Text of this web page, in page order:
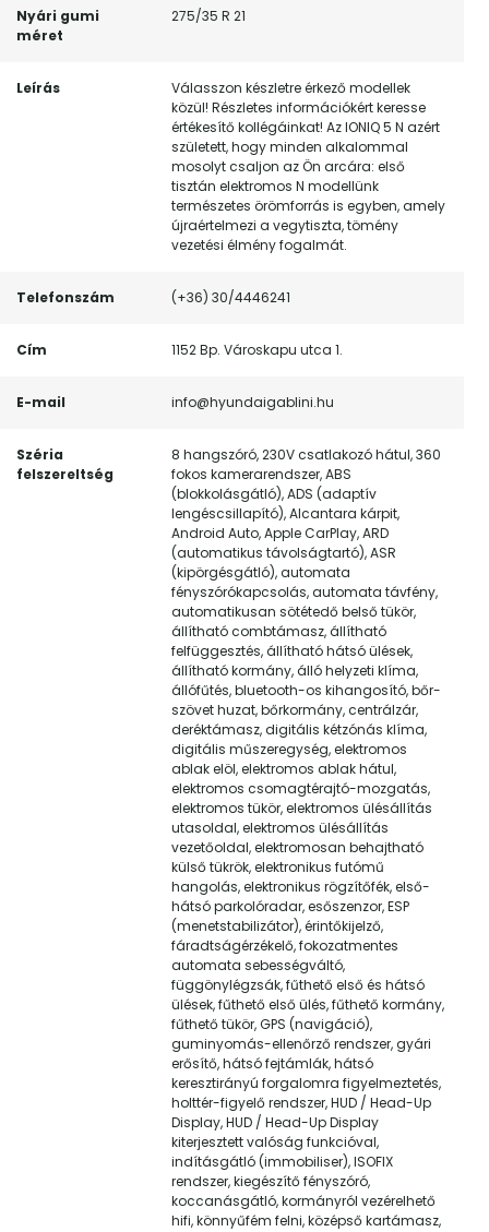
Nyári gumi
méret
275/35 R 21
Leírás
Válasszon készletre érkező modellek
közül! Részletes információkért keresse
értékesítő kollégáinkat! Az IONIQ 5 N azért
született, hogy minden alkalommal
mosolyt csaljon az Ön arcára: első
tisztán elektromos N modellünk
természetes örömforrás is egyben, amely
újraértelmezi a vegytiszta, tömény
vezetési élmény fogalmát.
Telefonszám (+36) 30/4446241
Cím 1152 Bp. Városkapu utca 1.
E-mail info@hyundaigablini.hu
Széria
felszereltség
8 hangszóró, 230V csatlakozó hátul, 360
fokos kamerarendszer, ABS
(blokkolásgátló), ADS (adaptív
lengéscsillapító), Alcantara kárpit,
Android Auto, Apple CarPlay, ARD
(automatikus távolságtartó), ASR
(kipörgésgátló), automata
fényszórókapcsolás, automata távfény,
automatikusan sötétedő belső tükör,
állítható combtámasz, állítható
felfüggesztés, állítható hátsó ülések,
állítható kormány, álló helyzeti klíma,
állófűtés, bluetooth-os kihangosító, bőr-
szövet huzat, bőrkormány, centrálzár,
deréktámasz, digitális kétzónás klíma,
digitális műszeregység, elektromos
ablak elöl, elektromos ablak hátul,
elektromos csomagtérajtó-mozgatás,
elektromos tükör, elektromos ülésállítás
utasoldal, elektromos ülésállítás
vezetőoldal, elektromosan behajtható
külső tükrök, elektronikus futómű
hangolás, elektronikus rögzítőfék, első-
hátsó parkolóradar, esőszenzor, ESP
(menetstabilizátor), érintőkijelző,
fáradtságérzékelő, fokozatmentes
automata sebességváltó,
függönylégzsák, fűthető első és hátsó
ülések, fűthető első ülés, fűthető kormány,
fűthető tükör, GPS (navigáció),
guminyomás-ellenőrző rendszer, gyári
erősítő, hátsó fejtámlák, hátsó
keresztirányú forgalomra figyelmeztetés,
holttér-figyelő rendszer, HUD / Head-Up
Display, HUD / Head-Up Display
kiterjesztett valóság funkcióval,
indításgátló (immobiliser), ISOFIX
rendszer, kiegészítő fényszóró,
koccanásgátló, kormányról vezérelhető
hifi, könnyűfém felni, középső kartámasz,